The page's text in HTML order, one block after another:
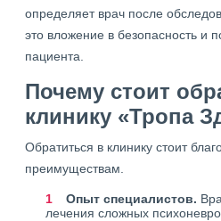
определяет врач после
это вложение в безопасность и
пациента.
Почему стоит
клинику «Тропа
Обратиться в клинику стоит
преимуществам.
Опыт специалистов.
лечения сложных